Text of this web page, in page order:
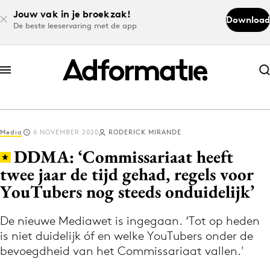
Jouw vak in je broekzak!
De beste leeservaring met de app
Download
Abonneer nu
Abonneer nu
Log in
Download de app
Volg het laatste nieuws via de Adformatie
Nieuws app
Media 6 NOVEMBER 2020 RODERICK MIRANDE
DDMA: ‘Commissariaat heeft
twee jaar de tijd gehad, regels voor
YouTubers nog steeds onduidelijk’
De nieuwe Mediawet is ingegaan. ‘Tot op heden
is niet duidelijk óf en welke YouTubers onder de
bevoegdheid van het Commissariaat vallen.'